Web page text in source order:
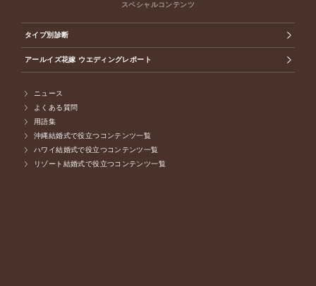
スペシャルコンテンツ
タイプ別診断
アールイズ花嫁 ウエディングレポート
ニュース
よくある質問
用語集
沖縄結婚式で役立つコンテンツ一覧
ハワイ結婚式で役立つコンテンツ一覧
リゾート結婚式で役立つコンテンツ一覧